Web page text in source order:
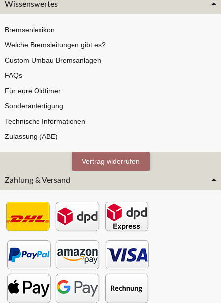
Wissenswertes
Bremsenlexikon
Welche Bremsleitungen gibt es?
Custom Umbau Bremsanlagen
FAQs
Für eure Oldtimer
Sonderanfertigung
Technische Informationen
Zulassung (ABE)
Vertrag widerrufen
Zahlung & Versand